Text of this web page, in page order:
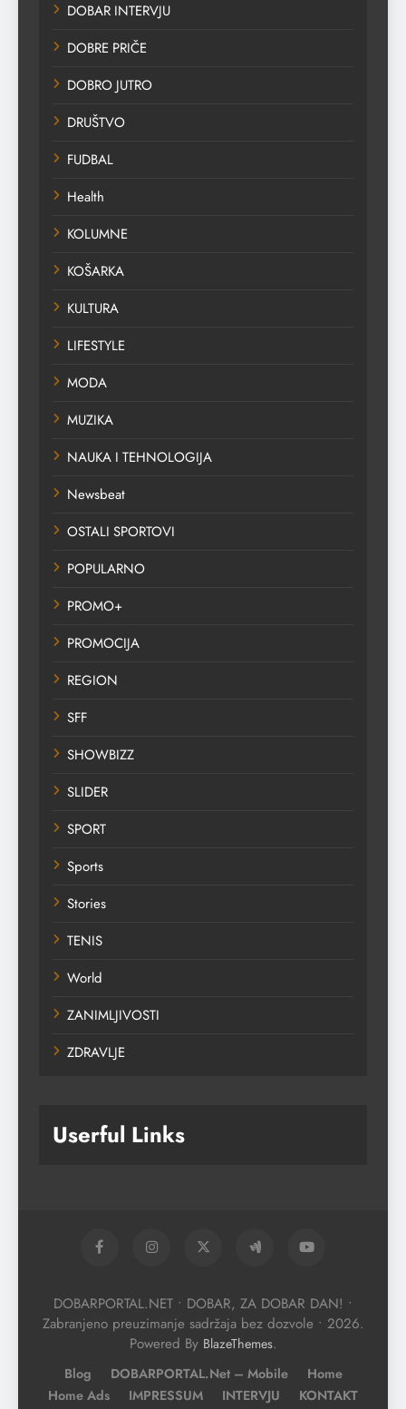
DOBAR INTERVJU
DOBRE PRIČE
DOBRO JUTRO
DRUŠTVO
FUDBAL
Health
KOLUMNE
KOŠARKA
KULTURA
LIFESTYLE
MODA
MUZIKA
NAUKA I TEHNOLOGIJA
Newsbeat
OSTALI SPORTOVI
POPULARNO
PROMO+
PROMOCIJA
REGION
SFF
SHOWBIZZ
SLIDER
SPORT
Sports
Stories
TENIS
World
ZANIMLJIVOSTI
ZDRAVLJE
Userful Links
DOBARPORTAL.NET • DOBAR, ZA DOBAR DAN! •
Zabranjeno preuzimanje sadržaja bez dozvole • 2026.
Powered By BlazeThemes.
Blog DOBARPORTAL.net – Mobile
Home
Home Ads
IMPRESSUM INTERVJU
KONTAKT